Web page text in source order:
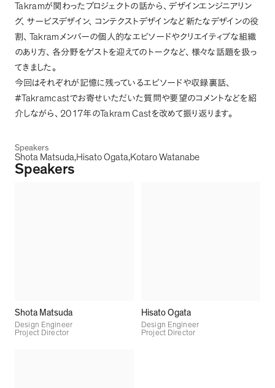
Takramが関わったプロジェクトの話から 、 デザインエンジニアリン
グ、 サービスデザイン、 コンテクストデザインなど新たなデザインの役
割 、 Takram メンバーの個人的なエピソードやクリエイティブな組織
のあり方、 各分野をゲストを迎えてのトークなど、 様々な話題を扱っ
てきました。
今回はそれぞれが記憶に残っているエピソードや収録裏話、
#Takramcastでお寄せいただいた質問や要望のコメントなどを紹
介しながら 、 2017年のTakram Castを改めて振り返ります。
Speakers
Shota Matsuda Hisato Ogata Kotaro Watanabe
Speakers
Shota Matsuda
Design Engineer
Project Director
Hisato Ogata
Design Engineer
Project Director